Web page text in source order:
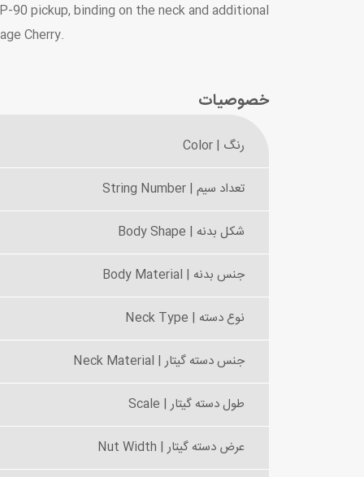
90 pickup, binding on the neck and additional
Cherry.
خصوصیات
رنگ | Color
تعداد سیم | String Number
شکل بدنه | Body Shape
جنس بدنه | Body Material
نوع دسته | Neck Type
جنس دسته گیتار | Neck Material
طول دسته گیتار | Scale
عرض دسته گیتار | Nut Width